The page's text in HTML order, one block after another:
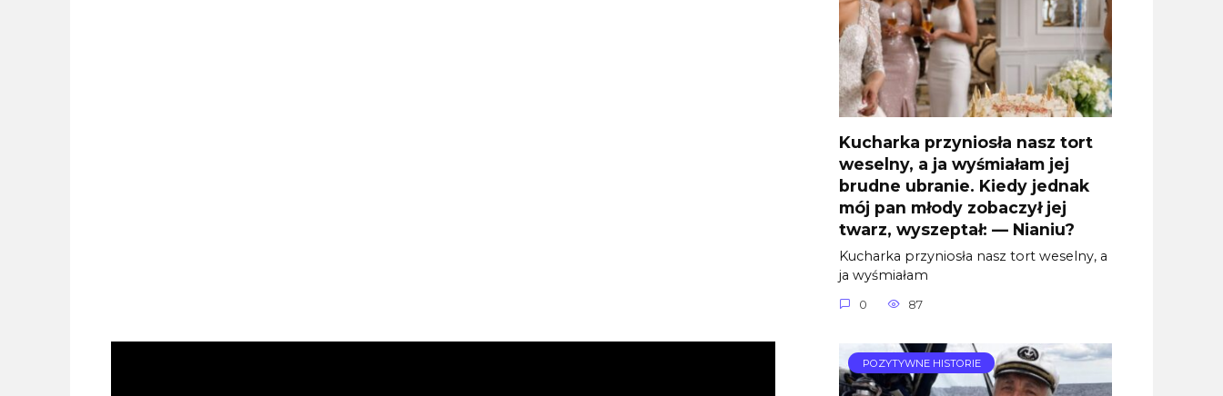
Kucharka przyniosła nasz tort
weselny, a ja wyśmiałam jej
brudne ubranie. Kiedy jednak
mój pan młody zobaczył jej
twarz, wyszeptał: — Nianiu?
Kucharka przyniosła nasz tort weselny, a
ja wyśmiałam
0 87
POZYTYWNE HISTORIE